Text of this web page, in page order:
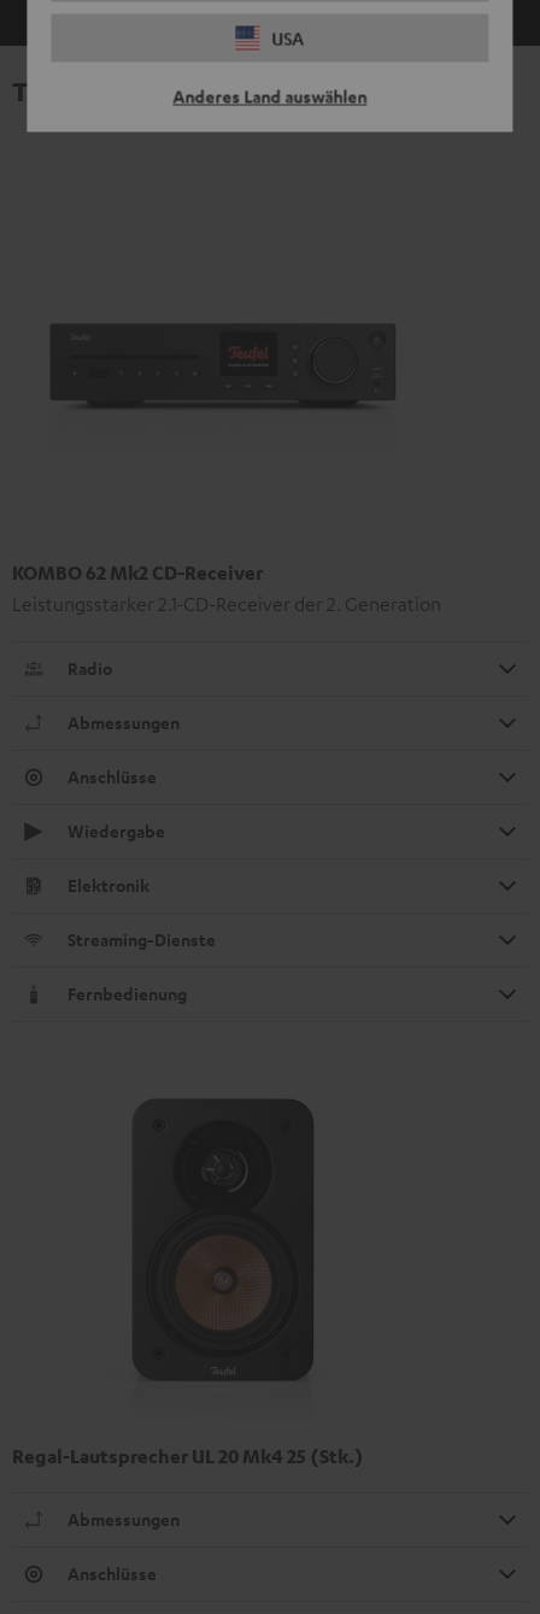
USA
Anderes Land auswählen
Technische Daten
KOMBO 62 Mk2 CD-Receiver
Leistungsstarker 2.1-CD-Receiver der 2. Generation
Radio
Abmessungen
Anschlüsse
Wiedergabe
Elektronik
Streaming-Dienste
Fernbedienung
Regal-Lautsprecher UL 20 Mk4 25 (Stk.)
Abmessungen
Anschlüsse